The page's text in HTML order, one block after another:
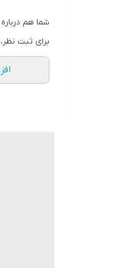
شما هم
برای ثبت